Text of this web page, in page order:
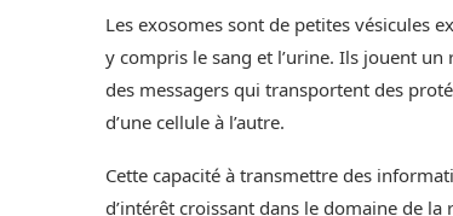
Les exosomes sont de petites vésicules
y compris le sang et l’urine. Ils jouent
des messagers qui transportent des
d’une cellule à l’autre.
Cette capacité à transmettre des
d’intérêt croissant dans le domaine de